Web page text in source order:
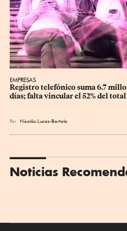
EMPRESAS
Registro telefónico suma 6.7
días; falta vincular el 52% del total
Por Nicolás Lucas-Bartolo
Noticias